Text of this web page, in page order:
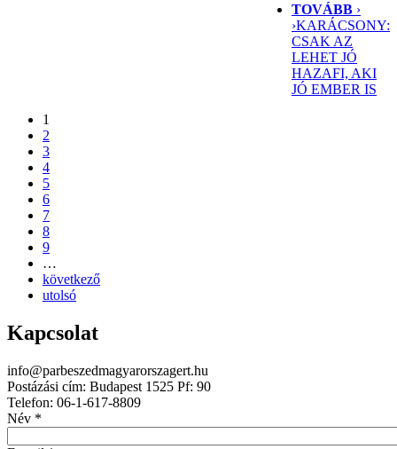
TOVÁBB ›
›KARÁCSONY:
CSAK AZ
LEHET JÓ
HAZAFI, AKI
JÓ EMBER IS
1
2
3
4
5
6
7
8
9
…
következő
utolsó
Kapcsolat
info@parbeszedmagyarorszagert.hu
Postázási cím: Budapest 1525 Pf: 90
Telefon: 06-1-617-8809
Név *